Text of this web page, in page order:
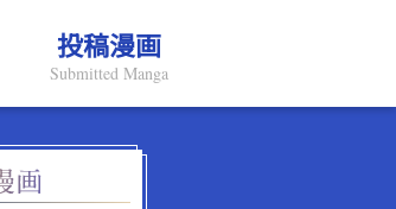
投稿漫画
Submitted Manga